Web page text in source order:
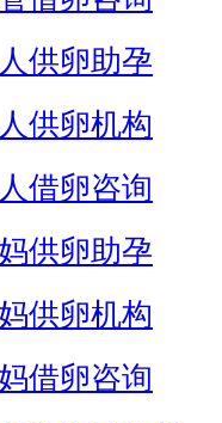
供卵助孕
供卵机构
借卵咨询
供卵助孕
供卵机构
借卵咨询